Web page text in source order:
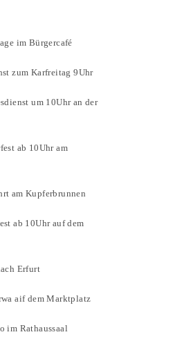
im Bürgercafé
zum Karfreitag 9Uhr
um 10Uhr an der
ab 10Uhr am
am Kupferbrunnen
ab 10Uhr auf dem
Erfurt
aif dem Marktplatz
im Rathaussaal